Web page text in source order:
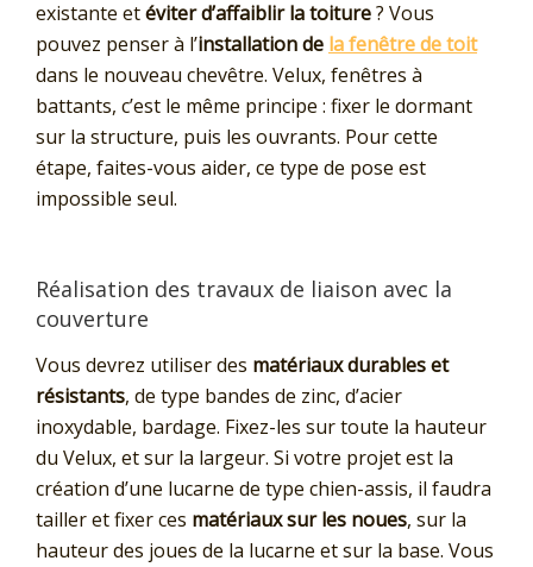
existante etéviter d’affaiblir la toiture? Vous
pouvez penser à l’installation de la fenêtre de toit
dans le nouveau chevêtre. Velux, fenêtres à
battants, c’est le même principe : fixer le dormant
sur la structure, puis les ouvrants. Pour cette
étape, faites-vous aider, ce type de pose est
impossible seul.
Réalisation des travaux de liaison avec la
couverture
Vous devrez utiliser des matériaux durables et
résistants, de type bandes de zinc, d’acier
inoxydable, bardage. Fixez-les sur toute la hauteur
du Velux, et sur la largeur. Si votre projet est la
création d’une lucarne de type chien-assis, il faudra
tailler et fixer ces matériaux sur les noues, sur la
hauteur des joues de la lucarne et sur la base. Vous